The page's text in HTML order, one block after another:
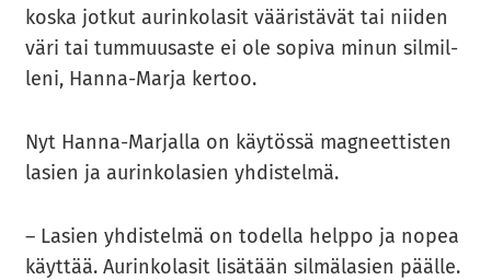
koska jot­kut au­rin­ko­la­sit vää­ris­tä­vät tai nii­den
väri tai tum­muusas­te ei ole so­pi­va minun sil­mil­
le­ni, Hanna-​Marja ker­too.
Nyt Hanna-​Marjalla on käy­tös­sä mag­neet­tis­ten
la­sien ja au­rin­ko­la­sien yh­dis­tel­mä.
– La­sien yh­dis­tel­mä on to­del­la help­po ja nopea
käyt­tää. Au­rin­ko­la­sit li­sä­tään sil­mä­la­sien pääl­le.